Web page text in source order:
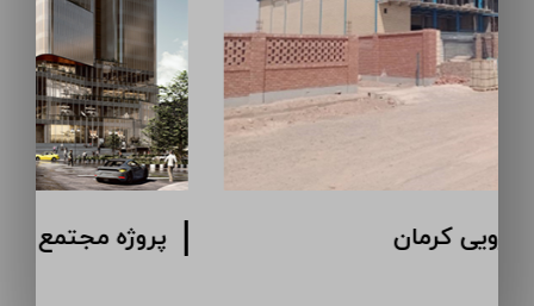
پروژه انبار دارویی کرمان